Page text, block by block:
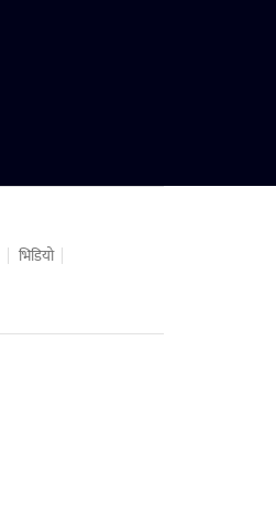
भिडियो